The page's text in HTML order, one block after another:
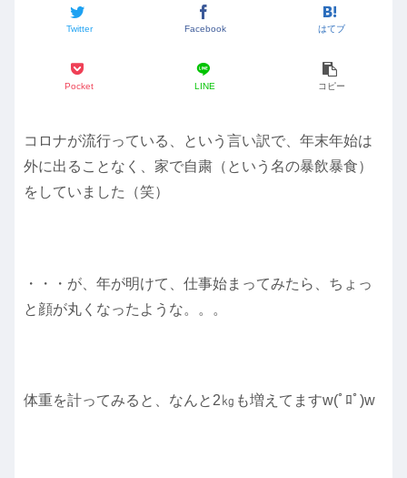
Twitter Facebook はてブ
Pocket LINE コピー
コロナが流行っている、という言い訳で、年末年始は
外に出ることなく、家で自粛（という名の暴飲暴食）
をしていました（笑）
・・・が、年が明けて、仕事始まってみたら、ちょっ
と顔が丸くなったような。。。
体重を計ってみると、なんと2㎏も増えてますw(ﾟﾛﾟ)w